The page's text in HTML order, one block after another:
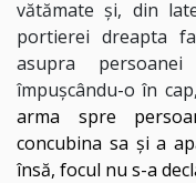
vătămate şi, din
portierei dreapta
asupra
împuşcându-o în
arma spre
concubina sa şi a
însă, focul nu s-a